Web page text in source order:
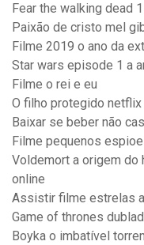
Fear the walking dead
Paixão de cristo mel
Filme 2019 o ano da
Star wars episode 1 a
Filme o rei e eu
O filho protegido
Baixar se beber não
Filme pequenos
Voldemort a origem
online
Assistir filme estrelas
Game of thrones
Boyka o imbatível